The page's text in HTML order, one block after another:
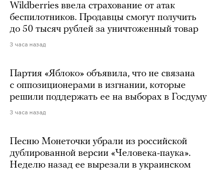
Wildberries ввела страхование от атак
беспилотников. Продавцы смогут получить
до 50 тысяч рублей за уничтоженный товар
3 часа назад
Партия «Яблоко» объявила, что не связана
с оппозиционерами в изгнании, которые
решили поддержать ее на выборах в Госдуму
3 часа назад
Песню Монеточки убрали из российской
дублированной версии «Человека-паука».
Неделю назад ее вырезали в украинском